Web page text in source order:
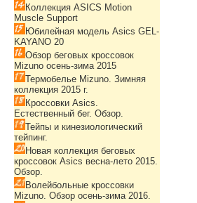
Коллекция ASICS Motion
Muscle Support
Юбилейная модель Asics GEL-
KAYANO 20
Обзор беговых кроссовок
Mizuno осень-зима 2015
Термобелье Mizuno. Зимняя
коллекция 2015 г.
Кроссовки Asics.
Естественный бег. Обзор.
Тейпы и кинезиологический
тейпинг.
Новая коллекция беговых
кроссовок Asics весна-лето 2015.
Обзор.
Волейбольные кроссовки
Mizuno. Обзор осень-зима 2016.